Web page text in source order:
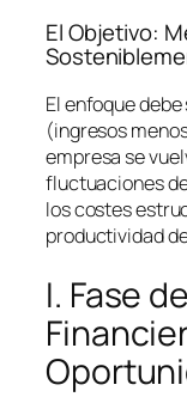
El Objetivo:
El enfoque
(ingresos
empresa se
fluctuaciones
los costes
productividad
I. Fase